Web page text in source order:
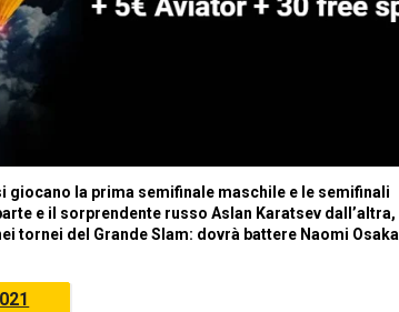
la prima semifinale maschile e le semifinali
e il sorprendente russo Aslan Karatsev dall’altra,
tornei del Grande Slam: dovrà battere Naomi Osaka